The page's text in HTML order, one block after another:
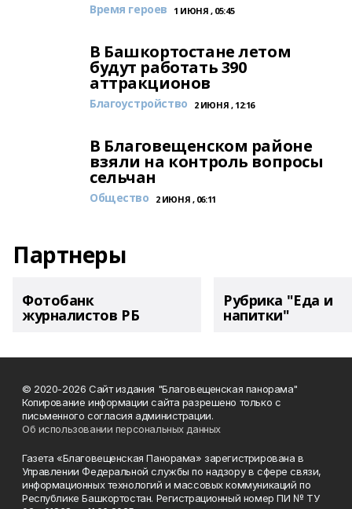
Время героев 1 ИЮНЯ , 05:45
В Башкортостане летом
будут работать 390
аттракционов
Благоустройство 2 ИЮНЯ , 12:16
В Благовещенском районе
взяли на контроль вопросы
сельчан
Общество 2 ИЮНЯ , 06:11
Партнеры
Фотобанк
журналистов РБ
Рубрика "Еда и
напитки"
© 2020-2026 Сайт издания "Благовещенская панорама"
Копирование информации сайта разрешено только с
письменного согласия администрации.
Об использовании персональных данных
Газета «Благовещенская Панорама» зарегистрирована в
Управлении Федеральной службы по надзору в сфере связи,
информационных технологий и массовых коммуникаций по
Республике Башкортостан. Регистрационный номер ПИ № ТУ